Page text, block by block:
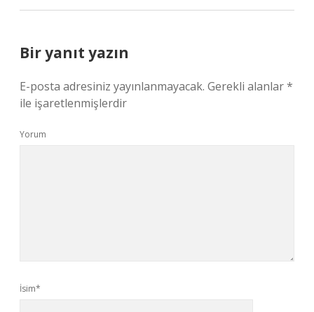
Bir yanıt yazın
E-posta adresiniz yayınlanmayacak. Gerekli alanlar*
ile işaretlenmişlerdir
Yorum
İsim*